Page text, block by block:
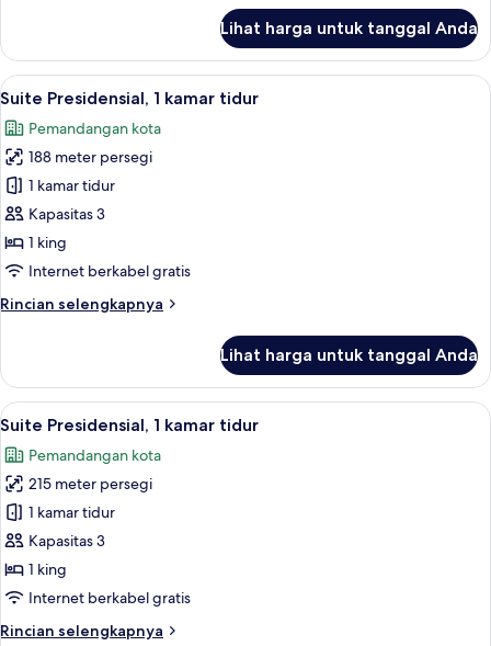
Suite,
kamar
(Supreme)
Lihat harga untuk tanggal Anda
Lihat
semua
foto
untuk
Suite
Presidensial,
1
kamar
Suite Presidensial, 1 kamar tidur |
15
Suite Presidensial, 1 kamar tidur
Pemandangan kota
188 meter persegi
1 kamar tidur
Kapasitas 3
1 king
Internet berkabel gratis
Rincian selengkapnya
Rincian
Suite
Presidensial,
1
tidur
Lihat harga untuk tanggal Anda
Lihat
semua
foto
untuk
Suite
Presidensial,
1
kamar
Suite Presidensial, 1 kamar tidur |
26
Suite Presidensial, 1 kamar tidur
Pemandangan kota
215 meter persegi
1 kamar tidur
Kapasitas 3
1 king
Internet berkabel gratis
Rincian selengkapnya
Rincian